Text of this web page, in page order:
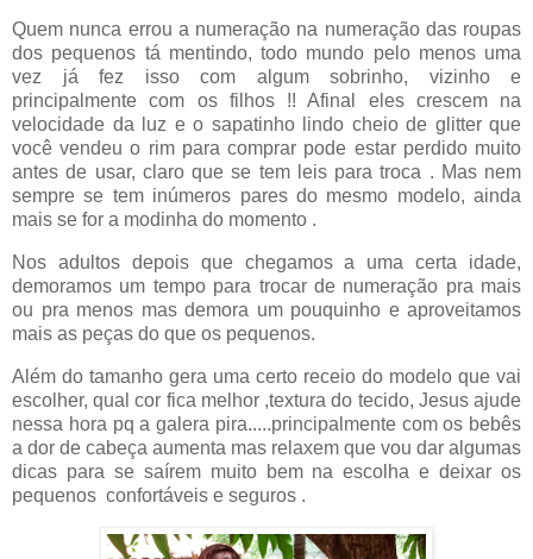
Quem nunca errou a numeração na numeração das roupas
dos pequenos tá mentindo, todo mundo pelo menos uma
vez já fez isso com algum sobrinho, vizinho e
principalmente com os filhos !! Afinal eles crescem na
velocidade da luz e o sapatinho lindo cheio de glitter que
você vendeu o rim para comprar pode estar perdido muito
antes de usar, claro que se tem leis para troca . Mas nem
sempre se tem inúmeros pares do mesmo modelo, ainda
mais se for a modinha do momento .
Nos adultos depois que chegamos a uma certa idade,
demoramos um tempo para trocar de numeração pra mais
ou pra menos mas demora um pouquinho e aproveitamos
mais as peças do que os pequenos.
Além do tamanho gera uma certo receio do modelo que vai
escolher, qual cor fica melhor ,textura do tecido, Jesus ajude
nessa hora pq a galera pira.....principalmente com os bebês
a dor de cabeça aumenta mas relaxem que vou dar algumas
dicas para se saírem muito bem na escolha e deixar os
pequenos confortáveis e seguros .